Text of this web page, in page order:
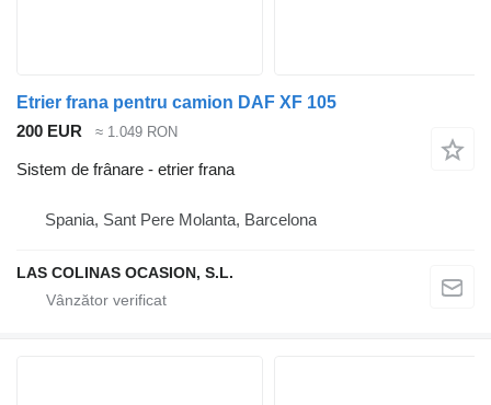
Etrier frana pentru camion DAF XF 105
200 EUR
≈ 1.049 RON
Sistem de frânare - etrier frana
Spania, Sant Pere Molanta, Barcelona
LAS COLINAS OCASION, S.L.